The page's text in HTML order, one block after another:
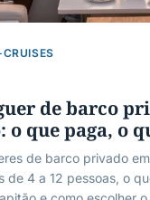
de barco
o que paga, o
de barco privado
de 4 a 12 pessoas, o